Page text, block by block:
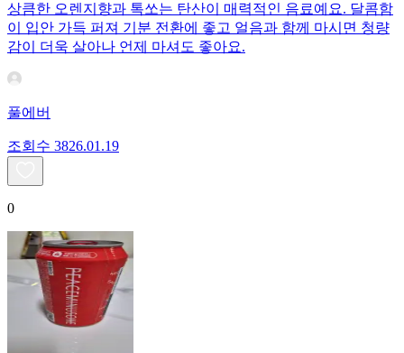
상큼한 오렌지향과 톡쏘는 탄산이 매력적인 음료예요. 달콤함
이 입안 가득 퍼져 기분 전환에 좋고 얼음과 함께 마시면 청량
감이 더욱 살아나 언제 마셔도 좋아요.
풀에버
조회수 3826.01.19
0